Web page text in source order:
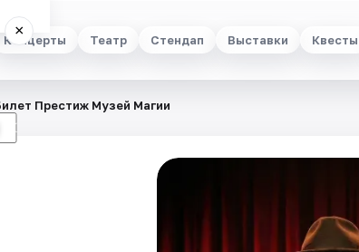
Концерты Театр Стендап Выставки Квесты
×
☾
Престиж Музей Магии